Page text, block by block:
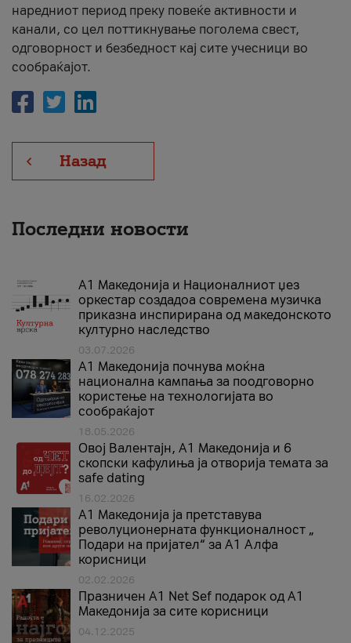
наредниот период преку повеќе активности и
канали, со цел поттикнување поголема свест,
одговорност и безбедност кај сите учесници во
сообраќајот.
Назад
Последни новости
А1 Македонија и Националниот џез
оркестар создадоа современа музичка
приказна инспирирана од македонското
културно наследство
03.07.2026
A1 Македонија почнува моќна
национална кампања за поодговорно
користење на технологијата во
сообраќајот
18.05.2026
Овој Валентајн, A1 Македонија и 6
скопски кафулиња ја отворија темата за
safe dating
16.02.2026
А1 Македонија ја претставува
револуционерната функционалност „
Подари на пријател“ за А1 Алфа
корисници
02.02.2026
Празничен A1 Net Sеf подарок од А1
Македонија за сите корисници
04.12.2025